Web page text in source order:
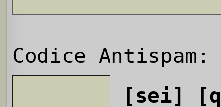
Codice Antispam:
[sei]